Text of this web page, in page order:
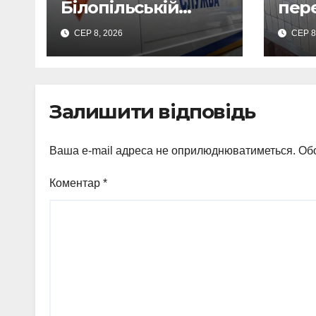
Білопільській
громаді знайшли
120-мм міну
СЕР 8, 2026
деСЕР
Залишити відповідь
Ваша e-mail адреса не оприлюднюватиметься.
Коментар *